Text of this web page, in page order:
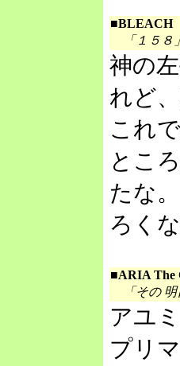
■BLEACH
「１５８」
神の
れど
これ
とこ
たな。
ろく
■ARIA The
「その
アユ
プリ